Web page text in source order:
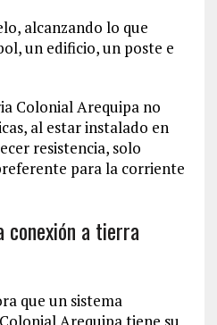
alcanzando lo que
un edificio, un poste e
Colonial Arequipa no
al estar instalado en
resistencia, solo
para la corriente
conexión a tierra
que un sistema
Arequipa tiene su